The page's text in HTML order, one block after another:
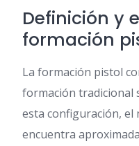
Definición y
formación
La formación pistol
formación tradicional
esta configuración, el
encuentra